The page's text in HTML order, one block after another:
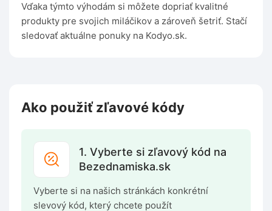
Vďaka týmto výhodám si môžete dopriať kvalitné
produkty pre svojich miláčikov a zároveň šetriť. Stačí
sledovať aktuálne ponuky na Kodyo.sk.
Ako použiť zľavové kódy
1. Vyberte si zľavový kód na
Bezednamiska.sk
Vyberte si na našich stránkách konkrétní
slevový kód, který chcete použít